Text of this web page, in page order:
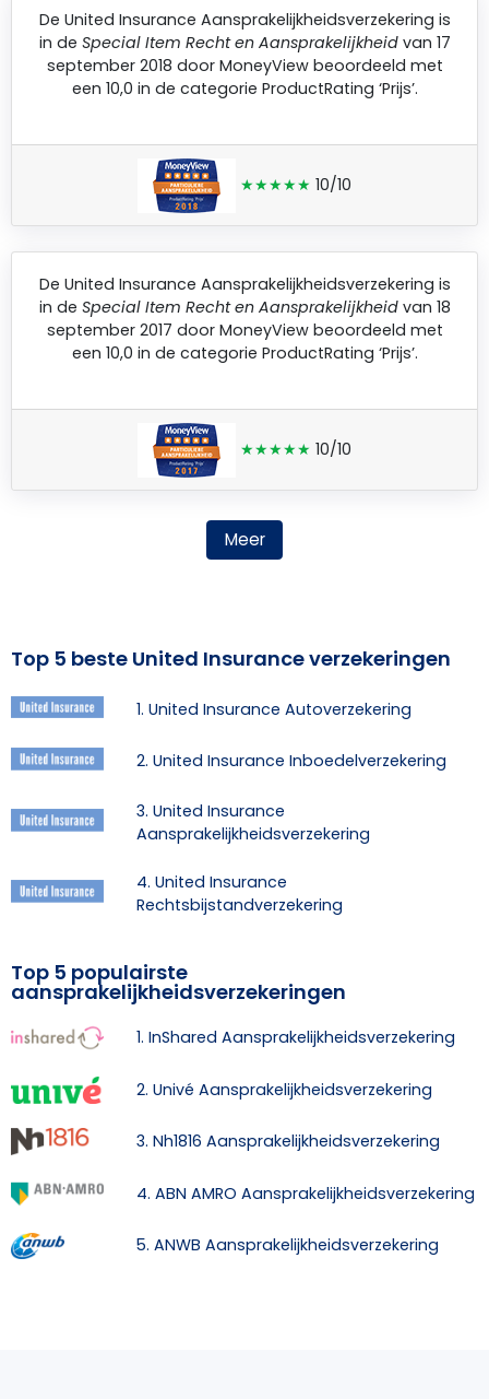
De United Insurance Aansprakelijkheidsverzekering is
in de Special Item Recht en Aansprakelijkheidvan 17
september 2018 door MoneyViewbeoordeeld met
een 10,0 in de categorie ProductRating ‘Prijs’.
★★★★★ 10/10
De United Insurance Aansprakelijkheidsverzekering is
in de Special Item Recht en Aansprakelijkheidvan 18
september 2017 door MoneyViewbeoordeeld met
een 10,0 in de categorie ProductRating ‘Prijs’.
★★★★★ 10/10
Meer
Top 5 beste United Insurance verzekeringen
1. United Insurance Autoverzekering
2. United Insurance Inboedelverzekering
3. United Insurance
Aansprakelijkheidsverzekering
4. United Insurance
Rechtsbijstandverzekering
Top 5 populairste
aansprakelijkheidsverzekeringen
1. InShared Aansprakelijkheidsverzekering
2. Univé Aansprakelijkheidsverzekering
3. Nh1816 Aansprakelijkheidsverzekering
4. ABN AMRO Aansprakelijkheidsverzekering
5. ANWB Aansprakelijkheidsverzekering